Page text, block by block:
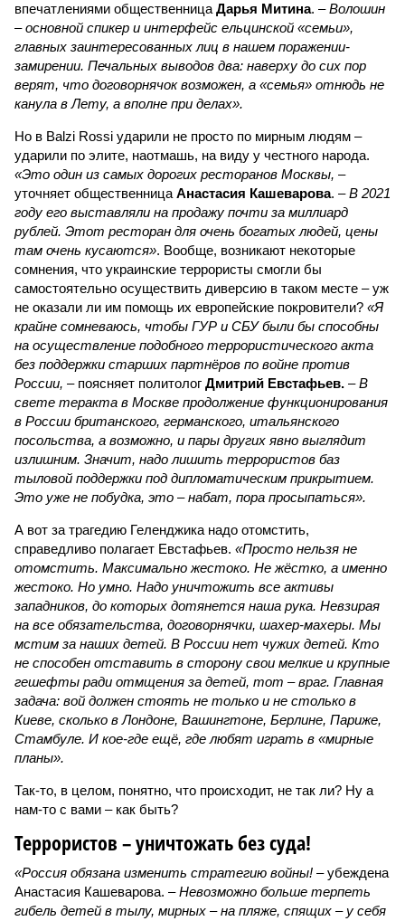
впечатлениями общественница Дарья Митина. –Волошин
– основной спикер и интерфейс ельцинской «семьи»,
главных заинтересованных лиц в нашем поражении-
замирении. Печальных выводов два: наверху до сих пор
верят, что договорнячок возможен, а «семья» отнюдь не
канула в Лету, а вполне при делах».
Но в Balzi Rossi ударили не просто по мирным людям –
ударили по элите, наотмашь, на виду у честного народа.
«Это один из самых дорогих ресторанов Москвы, –
уточняет общественница Анастасия Кашеварова. –В 2021
году его выставляли на продажу почти за миллиард
рублей. Этот ресторан для очень богатых людей, цены
там очень кусаются». Вообще, возникают некоторые
сомнения, что украинские террористы смогли бы
самостоятельно осуществить диверсию в таком месте – уж
не оказали ли им помощь их европейские покровители? «Я
крайне сомневаюсь, чтобы ГУР и СБУ были бы способны
на осуществление подобного террористического акта
без поддержки старших партнёров по войне против
России, – поясняет политолог Дмитрий Евстафьев. –В
свете теракта в Москве продолжение функционирования
в России британского, германского, итальянского
посольства, а возможно, и пары других явно выглядит
излишним. Значит, надо лишить террористов баз
тыловой поддержки под дипломатическим прикрытием.
Это уже не побудка, это – набат, пора просыпаться».
А вот за трагедию Геленджика надо отомстить,
справедливо полагает Евстафьев. «Просто нельзя не
отомстить. Максимально жестоко. Не жёстко, а именно
жестоко. Но умно. Надо уничтожить все активы
западников, до которых дотянется наша рука. Невзирая
на все обязательства, договорнячки, шахер-махеры. Мы
мстим за наших детей. В России нет чужих детей. Кто
не способен отставить в сторону свои мелкие и крупные
гешефты ради отмщения за детей, тот – враг. Главная
задача: вой должен стоять не только и не столько в
Киеве, сколько в Лондоне, Вашингтоне, Берлине, Париже,
Стамбуле. И кое-где ещё, где любят играть в «мирные
планы».
Так-то, в целом, понятно, что происходит, не так ли? Ну а
нам-то с вами – как быть?
Террористов – уничтожать без суда!
«Россия обязана изменить стратегию войны! – убеждена
Анастасия Кашеварова. –Невозможно больше терпеть
гибель детей в тылу, мирных – на пляже, спящих – у себя